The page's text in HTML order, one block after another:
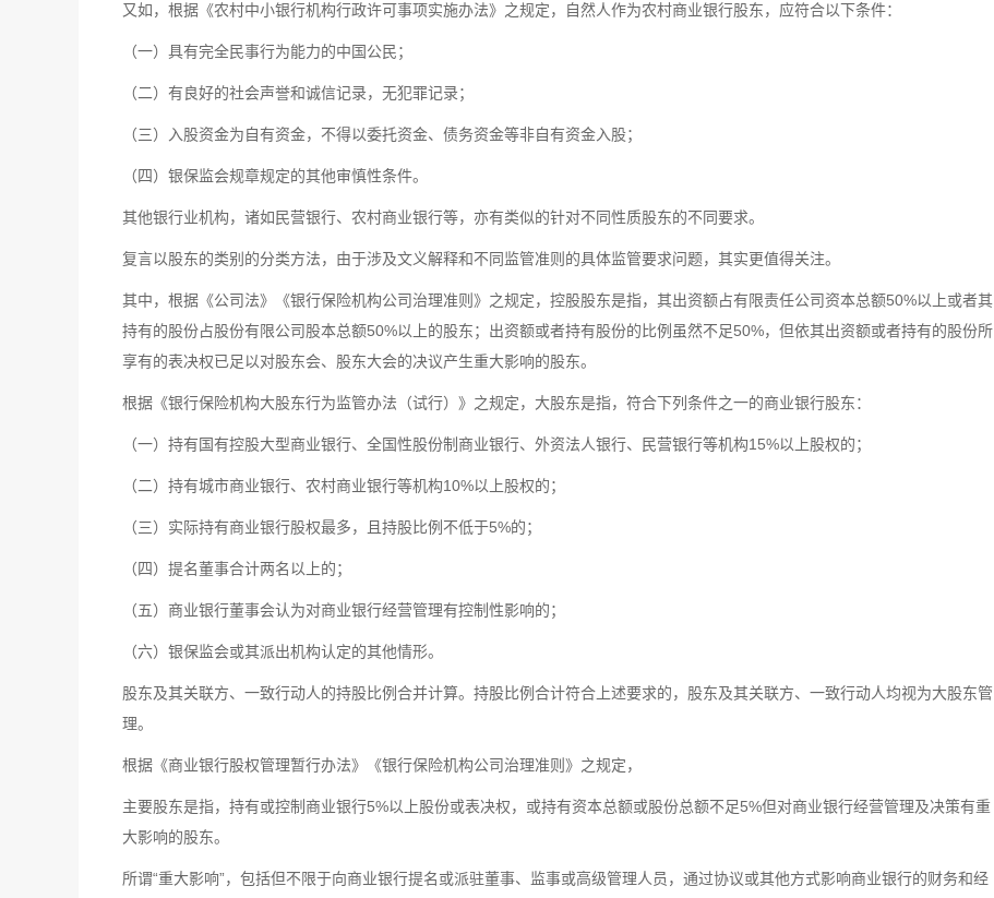
又如，根据《农村中小银行机构行政许可事项实施办法》之规定，自然人作为农村商业银行股东，应符合以下条件：
（一）具有完全民事行为能力的中国公民；
（二）有良好的社会声誉和诚信记录，无犯罪记录；
（三）入股资金为自有资金，不得以委托资金、债务资金等非自有资金入股；
（四）银保监会规章规定的其他审慎性条件。
其他银行业机构，诸如民营银行、农村商业银行等，亦有类似的针对不同性质股东的不同要求。
复言以股东的类别的分类方法，由于涉及文义解释和不同监管准则的具体监管要求问题，其实更值得关注。
其中，根据《公司法》《银行保险机构公司治理准则》之规定，控股股东是指，其出资额占有限责任公司资本总额50%以上或者其
持有的股份占股份有限公司股本总额50%以上的股东；出资额或者持有股份的比例虽然不足50%，但依其出资额或者持有的股份所
享有的表决权已足以对股东会、股东大会的决议产生重大影响的股东。
根据《银行保险机构大股东行为监管办法（试行）》之规定，大股东是指，符合下列条件之一的商业银行股东：
（一）持有国有控股大型商业银行、全国性股份制商业银行、外资法人银行、民营银行等机构15%以上股权的；
（二）持有城市商业银行、农村商业银行等机构10%以上股权的；
（三）实际持有商业银行股权最多，且持股比例不低于5%的；
（四）提名董事合计两名以上的；
（五）商业银行董事会认为对商业银行经营管理有控制性影响的；
（六）银保监会或其派出机构认定的其他情形。
股东及其关联方、一致行动人的持股比例合并计算。持股比例合计符合上述要求的，股东及其关联方、一致行动人均视为大股东管
理。
根据《商业银行股权管理暂行办法》《银行保险机构公司治理准则》之规定，
主要股东是指，持有或控制商业银行5%以上股份或表决权，或持有资本总额或股份总额不足5%但对商业银行经营管理及决策有重
大影响的股东。
所谓“重大影响”，包括但不限于向商业银行提名或派驻董事、监事或高级管理人员，通过协议或其他方式影响商业银行的财务和经